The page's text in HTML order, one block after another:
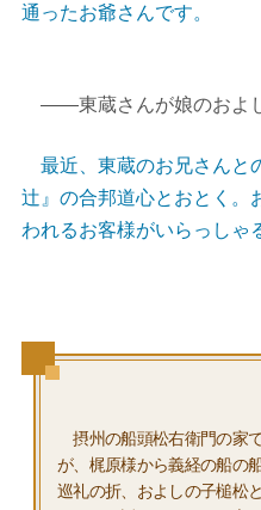
通ったお爺さんです。
――東蔵さんが娘のおよし
最近、東蔵のお兄さんと
辻』の合邦道心とおとく。
われるお客様がいらっしゃ
摂州の船頭松右衛門の家
が、梶原様から義経の船の
巡礼の折、およしの子槌松